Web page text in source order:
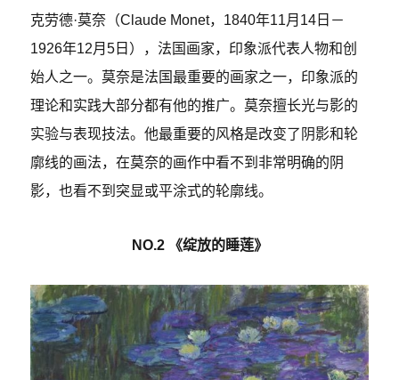
克劳德·莫奈（Claude Monet，1840年11月14日－
1926年12月5日），法国画家，印象派代表人物和创
始人之一。莫奈是法国最重要的画家之一，印象派的
理论和实践大部分都有他的推广。莫奈擅长光与影的
实验与表现技法。他最重要的风格是改变了阴影和轮
廓线的画法，在莫奈的画作中看不到非常明确的阴
影，也看不到突显或平涂式的轮廓线。
NO.2 《绽放的睡莲》